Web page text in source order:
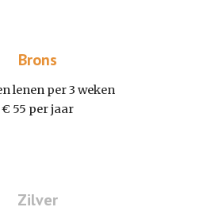
Brons
lenen per 3 weken
€ 55 per jaar
Zilver